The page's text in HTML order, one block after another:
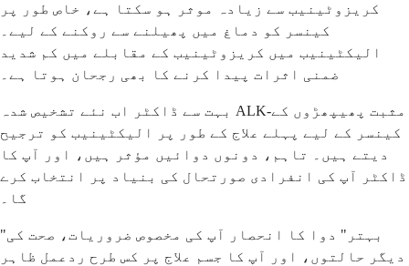
کریزوٹینیب سے زیادہ موثر ہو سکتا ہے، خاص طور پر
کینسر کو دماغ میں پھیلنے سے روکنے کے لیے۔
الیکٹینیب میں کریزوٹینیب کے مقابلے میں کم شدید
ضمنی اثرات پیدا کرنے کا بھی رجحان ہوتا ہے۔
بہت سے ڈاکٹر اب نئے تشخیص شدہ ALK-مثبت پھیپھڑوں کے
کینسر کے لیے پہلے علاج کے طور پر الیکٹینیب کو ترجیح
دیتے ہیں۔ تاہم، دونوں دوائیں مؤثر ہیں، اور آپ کا
ڈاکٹر آپ کی انفرادی صورتحال کی بنیاد پر انتخاب کرے
گا۔
"بہتر" دوا کا انحصار آپ کی مخصوص ضروریات، صحت کی
دیگر حالتوں، اور آپ کا جسم علاج پر کس طرح ردعمل ظاہر